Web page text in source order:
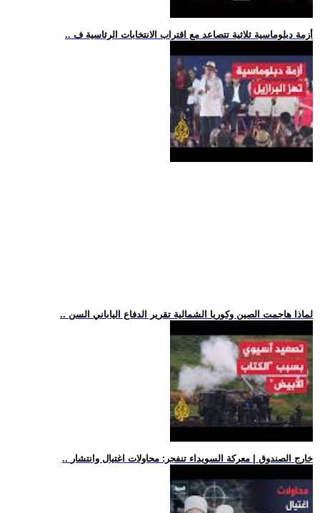
.. أزمة دبلوماسية ثلاثية تتصاعد مع اقتراب الانتخابات الرئاسية ف
.. لماذا هاجمت الصين وكوريا الشمالية تقرير الدفاع الياباني السن
.. خارج الصندوق | معركة السويداء تنفجر: محاولات اغتيال وانتشار